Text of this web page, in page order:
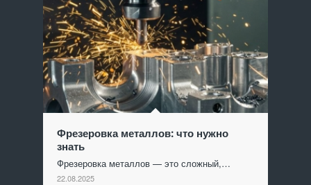
Фрезеровка металлов: что нужно
знать
Фрезеровка металлов — это сложный,…
22.08.2025